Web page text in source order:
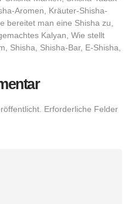
Aromen, Kräuter-Shisha-
bereitet man eine Shisha zu,
Kalyan, Wie stellt
Shisha, Shisha-Bar, E-Shisha,
Erforderliche Felder